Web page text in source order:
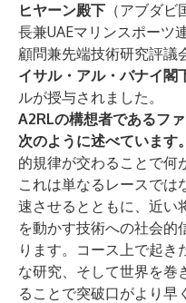
ヒヤーン殿下 （アブダ
長兼UAEマリンスポーツ
顧問兼先端技術研究評議
イサル・アル・バナイ閣
ルが授与されました。
A2RLの構想者であるフ
次のように述べています。
的規律が交わることで何
これは単なるレースでは
速させるとともに、近い
を動かす技術への社会的
ります。コース上で起
な研究、そして世界を巻
ることで突破口がより早